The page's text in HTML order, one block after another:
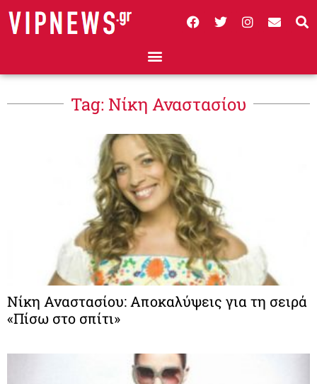
Tag: Νίκη Αναστασίου
Νίκη Αναστασίου: Αποκαλύψεις για τη σειρά
«Πίσω στο σπίτι»